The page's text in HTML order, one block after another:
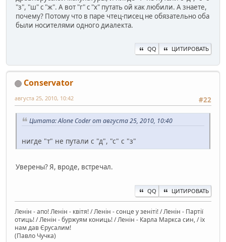
"з", "ш" с "ж". А вот "г" с "х" путать ой как любили. А знаете,
почему? Потому что в паре чтец-писец не обязательно оба
были носителями одного диалекта.
QQ ЦИТИРОВАТЬ
Conservator
#22
августа 25, 2010, 10:42
Цитата: Alone Coder от августа 25, 2010, 10:40
нигде "т" не путали с "д", "с" с "з"
Уверены? Я, вроде, встречал.
QQ ЦИТИРОВАТЬ
Ленін - апо! Ленін - квітя! / Ленін - сонце у зеніті! / Ленін - Партії
отиць! / Ленін - буржуям кониць! / Ленін - Карла Маркса син, / їх
нам дав Єрусалим!
(Павло Чучка)